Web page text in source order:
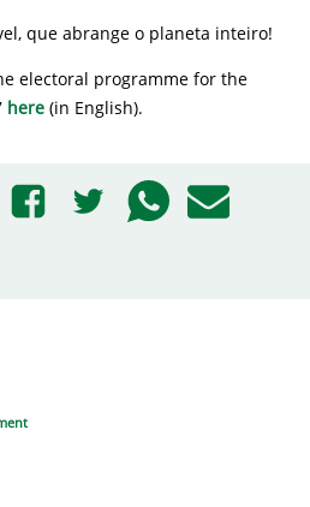
que abrange o planeta inteiro!
electoral programme for the
here (in English).